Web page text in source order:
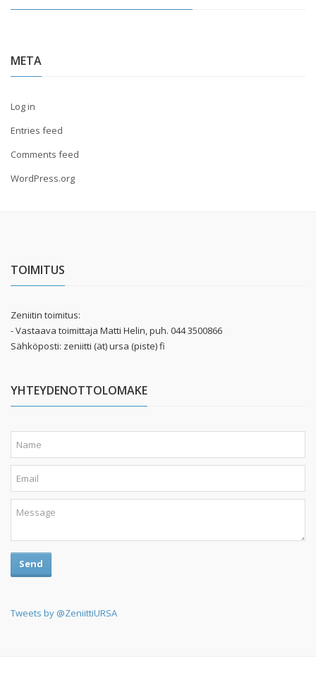
META
Log in
Entries feed
Comments feed
WordPress.org
TOIMITUS
Zeniitin toimitus:
- Vastaava toimittaja Matti Helin, puh. 044 3500866
Sähköposti: zeniitti (ät) ursa (piste) fi
YHTEYDENOTTOLOMAKE
Send
Tweets by @ZeniittiURSA